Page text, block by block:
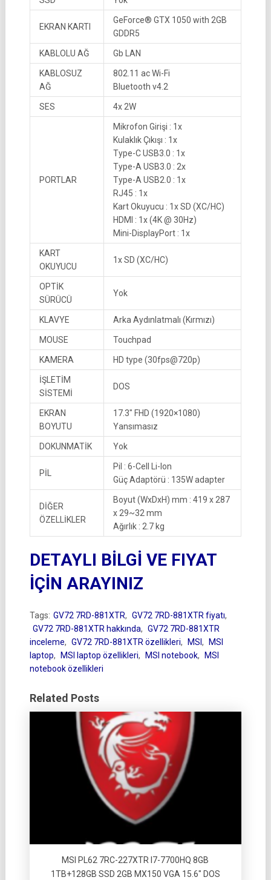
EKRAN KARTI
GeForce® GTX 1050 with 2GB
GDDR5
KABLOLU AĞ Gb LAN
KABLOSUZ
AĞ
802.11 ac Wi-Fi
Bluetooth v4.2
SES 4x 2W
PORTLAR
Mikrofon Girişi : 1x
Kulaklık Çıkışı : 1x
Type-C USB3.0 : 1x
Type-A USB3.0 : 2x
Type-A USB2.0 : 1x
RJ45 : 1x
Kart Okuyucu : 1x SD (XC/HC)
HDMI : 1x (4K @ 30Hz)
Mini-DisplayPort : 1x
KART
OKUYUCU
1x SD (XC/HC)
OPTİK
SÜRÜCÜ
Yok
KLAVYE Arka Aydınlatmalı (Kırmızı)
MOUSE Touchpad
KAMERA HD type (30fps@720p)
İŞLETİM
SİSTEMİ
DOS
EKRAN
BOYUTU
17.3″ FHD (1920×1080)
Yansımasız
DOKUNMATİK Yok
PİL
Pil : 6-Cell Li-Ion
Güç Adaptörü : 135W adapter
DİĞER
ÖZELLİKLER
Boyut (WxDxH) mm : 419 x 287
x 29~32 mm
Ağırlık : 2.7 kg
DETAYLI BİLGİ VE FIYAT
İÇİN ARAYINIZ
Tags: GV72 7RD-881XTR, GV72 7RD-881XTR fiyatı,
GV72 7RD-881XTR hakkında, GV72 7RD-881XTR
inceleme, GV72 7RD-881XTR özellikleri, MSI ,
MSI
laptop, MSI laptop özellikleri, MSI notebook,
MSI
notebook özellikleri
Related Posts
MSI PL62 7RC-227XTR I7-7700HQ 8GB
1TB+128GB SSD 2GB MX150 VGA 15.6″ DOS